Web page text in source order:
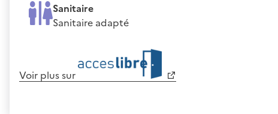
Sanitaire
Sanitaire adapté
Voir plus sur